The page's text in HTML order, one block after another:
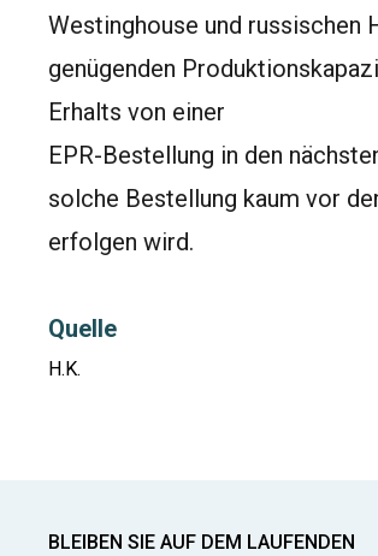
Westinghouse und russischen
genügenden
Erhalts von einer
EPR-Bestellung in den
solche Bestellung kaum vor
erfolgen wird.
Quelle
H.K.
BLEIBEN SIE AUF DEM LAUFENDEN